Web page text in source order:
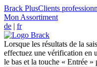
Brack PlusClients
Mon Assortiment
de | fr
Lorsque les résultats de la
effectuez une vérification en
le bas et la touche « Entrée »